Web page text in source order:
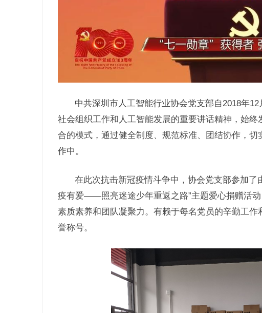
中共深圳市人工智能行业协会党支部自2018年
社会组织工作和人工智能发展的重要讲话精神，始
合的模式，通过健全制度、规范标准、团结协作，
作中。
在此次抗击新冠疫情斗争中，协会党支部参加了
疫有爱——照亮迷途少年重返之路”主题爱心捐赠活
素质素养和团队凝聚力。有赖于每名党员的辛勤工作
誉称号。